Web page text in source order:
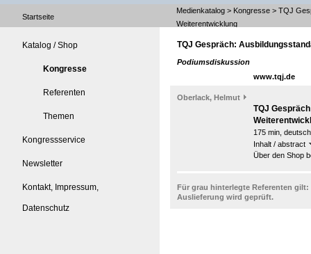
Startseite
Medienkatalog > Kongresse > TQJ
Weiterentwicklung
Katalog / Shop
Kongresse
Referenten
Themen
Kongressservice
Newsletter
Kontakt, Impressum,
Datenschutz
TQJ Gespräch:
Podiumsdiskussion
www.tqj.de
Oberlack, Helmut
TQJ
175 min, deutsch
Inhalt / abstract
Über den Shop
Für grau hinterlegte Referenten gilt:
Auslieferung wird geprüft.